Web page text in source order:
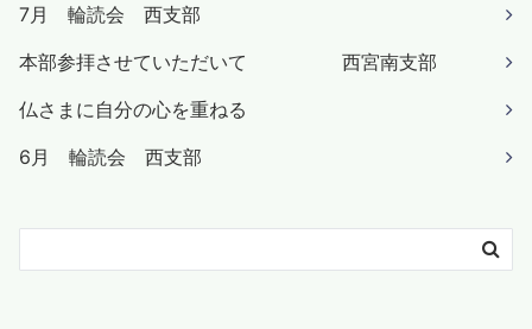
7月 輪読会 西支部
本部参拝させていただいて 西宮南支部
仏さまに自分の心を重ねる
6月 輪読会 西支部